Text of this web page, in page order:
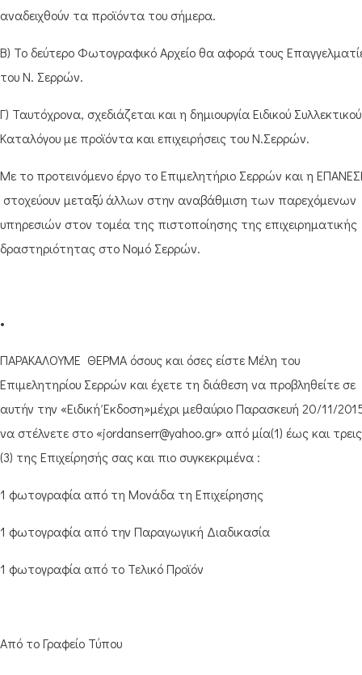
αναδειχθούν τα προϊόντα του σήμερα.
Β) Το δεύτερο Φωτογραφικό Αρχείο θα αφορά τους
του Ν. Σερρών.
Γ) Ταυτόχρονα, σχεδιάζεται και η δημιουργία Ειδικού Συλλεκτικού
Καταλόγου με προϊόντα και επιχειρήσεις του Ν.Σερρών.
Με το προτεινόμενο έργο το Επιμελητήριο Σερρών και η
στοχεύουν μεταξύ άλλων στην αναβάθμιση των παρεχόμενων
υπηρεσιών στον τομέα της πιστοποίησης της επιχειρηματικής
δραστηριότητας στο Νομό Σερρών.
•
ΠΑΡΑΚΑΛΟΥΜΕ ΘΕΡΜΑ όσους και όσες είστε Μέλη του
Επιμελητηρίου Σερρών και έχετε τη διάθεση να προβληθείτε σε
αυτήν την «Ειδική Έκδοση»μέχρι μεθαύριο Παρασκευή 20/11/
να στέλνετε στο «jordanserr@yahoo.gr» από μία(1) έως και τρεις
(3) της Επιχείρησής σας και πιο συγκεκριμένα :
1 φωτογραφία από τη Μονάδα τη Επιχείρησης
1 φωτογραφία από την Παραγωγική Διαδικασία
1 φωτογραφία από το Τελικό Προϊόν
Από το Γραφείο Τύπου